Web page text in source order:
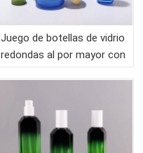
Juego de botellas de vidrio
redondas al por mayor con
tapa de bambú para el
envases cosméticos